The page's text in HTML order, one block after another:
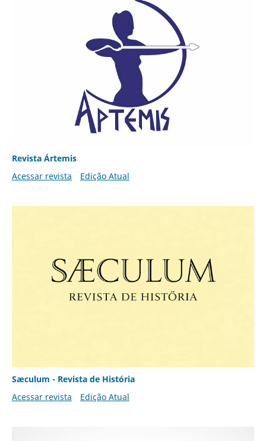
Revista Ártemis
Acessar revista
Edição Atual
Sæculum - Revista de História
Acessar revista
Edição Atual